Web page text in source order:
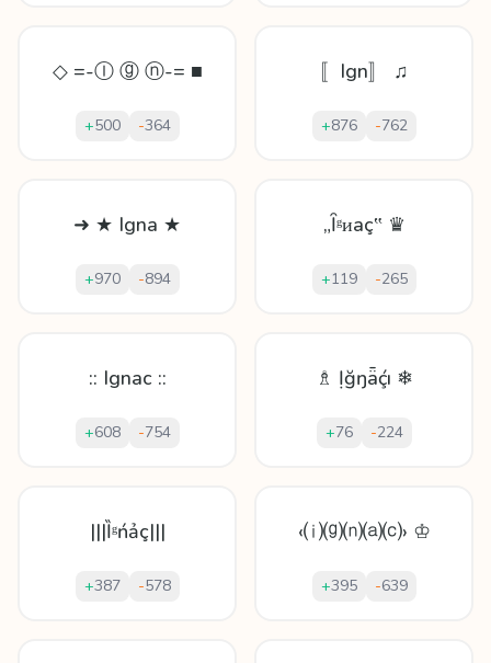
◇ =-Ⓘ ⓖ ⓝ-= ■
+500 -364
〚Ign〛 ♫
+876 -762
➜ ★ Igna ★
+970 -894
„Ȋᵍᴎаç‟ ♛
+119 -265
:: Ignac ::
+608 -754
♗ Ịğŋǟḉı ❄
+76 -224
|||Ȉᵍńảç|||
+387 -578
‹⒤⒢⒩⒜⒞› ♔
+395 -639